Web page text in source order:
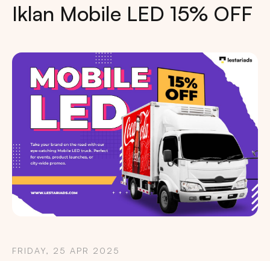
Iklan Mobile LED 15% OFF
FRIDAY, 25 APR 2025